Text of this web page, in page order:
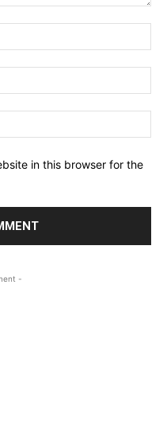
in this browser for the
-